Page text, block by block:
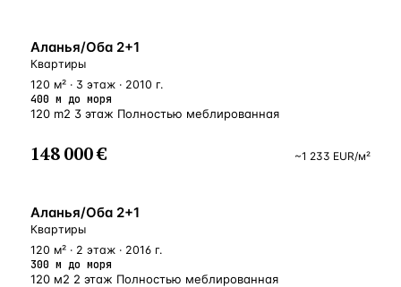
У МОРЯ
Аланья/Оба 2+1
Квартиры
120 м² · 3 этаж · 2010 г.
400 м до моря
120 m2 3 этаж Полностью меблированная
148 000 € ~1 233 EUR/м²
У МОРЯ Аланья/Оба 2+1
Квартиры
120 м² · 2 этаж · 2016 г.
300 м до моря
120 м2 2 этаж Полностью меблированная